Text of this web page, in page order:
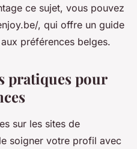
ce sujet, vous pouvez
, qui offre un guide
préférences belges.
pratiques pour
sur les sites de
soigner votre profil avec